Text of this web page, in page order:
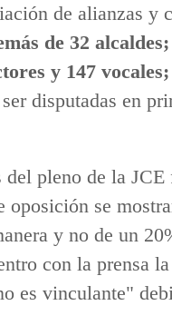
de alianzas y
de 32
y 147 vocales;
disputadas en
pleno de la JCE
oposición se
y no de un
con la prensa
es vinculante"